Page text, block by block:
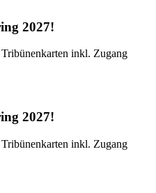
2027!
inkl. Zugang
2027!
inkl. Zugang